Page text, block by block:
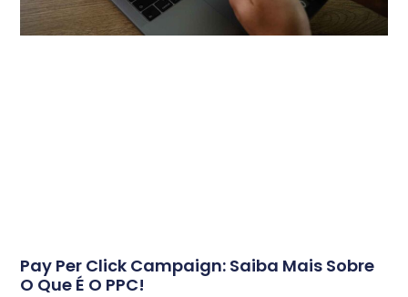
Pay Per Click Campaign: Saiba Mais Sobre
O Que É O PPC!